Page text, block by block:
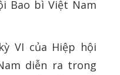
Bao bì Việt Nam
VI của Hiệp hội
diễn ra trong